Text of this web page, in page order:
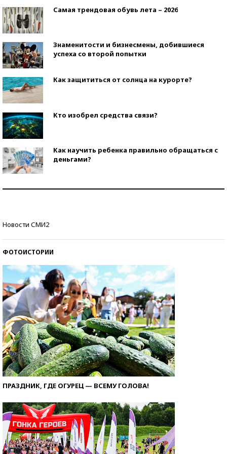
Самая трендовая обувь лета – 2026
Знаменитости и бизнесмены, добившиеся
успеха со второй попытки
Как защититься от солнца на курорте?
Кто изобрел средства связи?
Как научить ребенка правильно обращаться с
деньгами?
Новости СМИ2
ФОТОИСТОРИИ
ПРАЗДНИК, ГДЕ ОГУРЕЦ — ВСЕМУ ГОЛОВА!